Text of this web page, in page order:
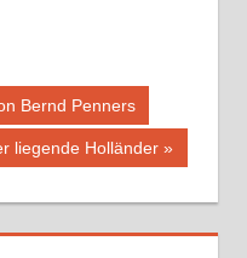
Bernd Penners
liegende Holländer